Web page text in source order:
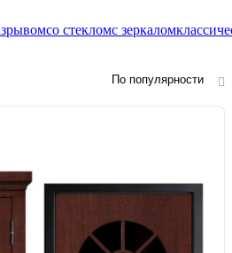
со стекломс зеркалом
По популярности